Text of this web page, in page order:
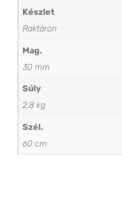
Készlet
Raktáron
Mag.
30 mm
Súly
2,8 kg
Szél.
60 cm